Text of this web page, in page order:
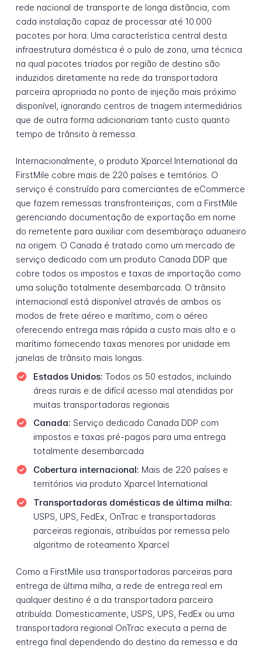
rede nacional de transporte de longa distância, com
cada instalação capaz de processar até 10.000
pacotes por hora. Uma característica central desta
infraestrutura doméstica é o pulo de zona, uma técnica
na qual pacotes triados por região de destino são
induzidos diretamente na rede da transportadora
parceira apropriada no ponto de injeção mais próximo
disponível, ignorando centros de triagem intermediários
que de outra forma adicionariam tanto custo quanto
tempo de trânsito à remessa.
Internacionalmente, o produto Xparcel International da
FirstMile cobre mais de 220 países e territórios. O
serviço é construído para comerciantes de eCommerce
que fazem remessas transfronteiriças, com a FirstMile
gerenciando documentação de exportação em nome
do remetente para auxiliar com desembaraço aduaneiro
na origem. O Canada é tratado como um mercado de
serviço dedicado com um produto Canada DDP que
cobre todos os impostos e taxas de importação como
uma solução totalmente desembarcada. O trânsito
internacional está disponível através de ambos os
modos de frete aéreo e marítimo, com o aéreo
oferecendo entrega mais rápida a custo mais alto e o
marítimo fornecendo taxas menores por unidade em
janelas de trânsito mais longas.
Estados Unidos: Todos os 50 estados, incluindo
áreas rurais e de difícil acesso mal atendidas por
muitas transportadoras regionais
Canada: Serviço dedicado Canada DDP com
impostos e taxas pré-pagos para uma entrega
totalmente desembarcada
Cobertura internacional: Mais de 220 países e
territórios via produto Xparcel International
Transportadoras domésticas de última milha:
USPS, UPS, FedEx, OnTrac e transportadoras
parceiras regionais, atribuídas por remessa pelo
algoritmo de roteamento Xparcel
Como a FirstMile usa transportadoras parceiras para
entrega de última milha, a rede de entrega real em
qualquer destino é a da transportadora parceira
atribuída. Domesticamente, USPS, UPS, FedEx ou uma
transportadora regional OnTrac executa a perna de
entrega final dependendo do destino da remessa e da